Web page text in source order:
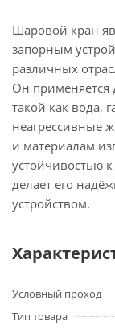
Шаровой кран
запорным
различных
Он применяется
такой как вода,
неагрессивные
и материалам
устойчивостью
делает его
устройством.
Условный проход
Тип товара